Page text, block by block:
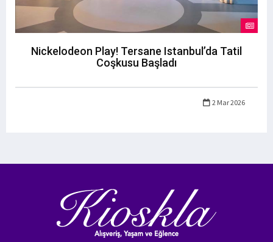
Nickelodeon Play! Tersane Istanbul’da Tatil
Coşkusu Başladı
2 Mar 2026